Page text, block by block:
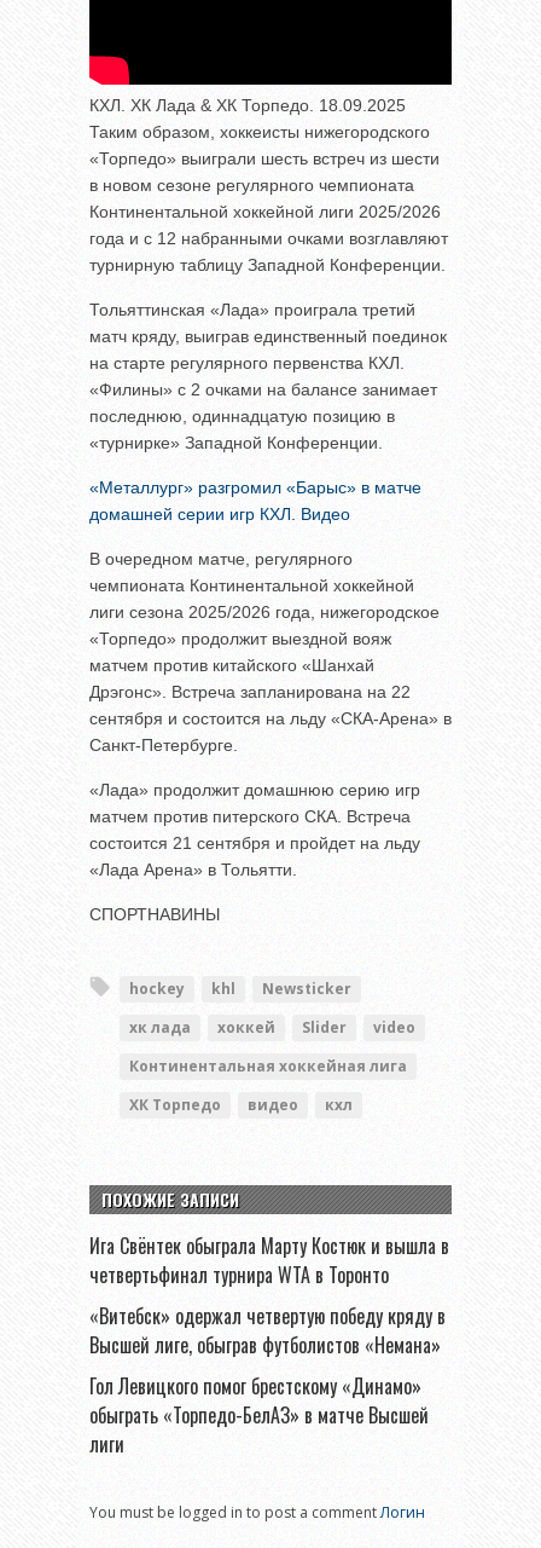
КХЛ. ХК Лада & ХК Торпедо. 18.09.2025
Таким образом, хоккеисты нижегородского
«Торпедо» выиграли шесть встреч из шести
в новом сезоне регулярного чемпионата
Континентальной хоккейной лиги 2025/2026
года и с 12 набранными очками возглавляют
турнирную таблицу Западной Конференции.
Тольяттинская «Лада» проиграла третий
матч кряду, выиграв единственный поединок
на старте регулярного первенства КХЛ.
«Филины» с 2 очками на балансе занимает
последнюю, одиннадцатую позицию в
«турнирке» Западной Конференции.
«Металлург» разгромил «Барыс» в матче
домашней серии игр КХЛ. Видео
В очередном матче, регулярного
чемпионата Континентальной хоккейной
лиги сезона 2025/2026 года, нижегородское
«Торпедо» продолжит выездной вояж
матчем против китайского «Шанхай
Дрэгонс». Встреча запланирована на 22
сентября и состоится на льду «СКА-Арена» в
Санкт-Петербурге.
«Лада» продолжит домашнюю серию игр
матчем против питерского СКА. Встреча
состоится 21 сентября и пройдет на льду
«Лада Арена» в Тольятти.
СПОРТНАВИНЫ
hockey khl
Newsticker
хк лада
хоккей Slider
video
Континентальная хоккейная лига
ХК Торпедо
видео кхл
ПОХОЖИЕ ЗАПИСИ
Ига Свёнтек обыграла Марту Костюк и вышла в
четвертьфинал турнира WTA в Торонто
«Витебск» одержал четвертую победу кряду в
Высшей лиге, обыграв футболистов «Немана»
Гол Левицкого помог брестскому «Динамо»
обыграть «Торпедо-БелАЗ» в матче Высшей
лиги
You must be logged in to post a commentЛогин